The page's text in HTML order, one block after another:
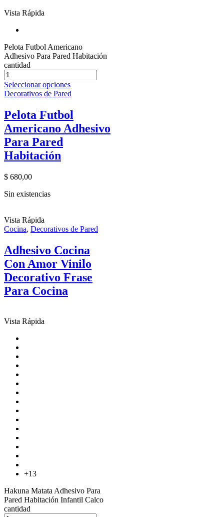
Vista Rápida
Pelota Futbol Americano
Adhesivo Para Pared Habitación
cantidad
Seleccionar opciones
Decorativos de Pared
Pelota Futbol
Americano Adhesivo
Para Pared
Habitación
$ 680,00
Sin existencias
Vista Rápida
Cocina, Decorativos de Pared
Adhesivo Cocina
Con Amor Vinilo
Decorativo Frase
Para Cocina
Vista Rápida
+13
Hakuna Matata Adhesivo Para
Pared Habitación Infantil Calco
cantidad